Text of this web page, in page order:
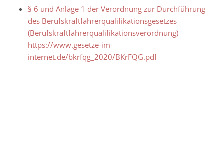
§ 6 und Anlage 1 der Verordnung zur Durchführung
des Berufskraftfahrerqualifikationsgesetzes
(Berufskraftfahrerqualifikationsverordnung)
https://www.gesetze-im-
internet.de/bkrfqg_2020/BKrFQG.pdf